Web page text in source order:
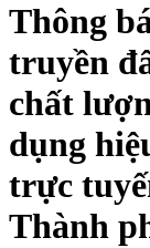
Thông
truyền
chất
dụng
trực
Thành